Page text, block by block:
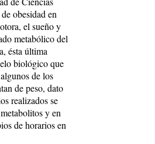
obesidad en
el sueño y
metabólico del
ésta última
biológico que
de los
de peso, dato
realizados se
y en
de horarios en